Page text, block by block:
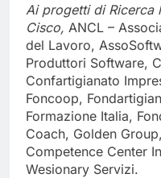
Ai progetti di Ricerca
Cisco, ANCL –
del Lavoro,
Produttori Software,
Confartigianato
Foncoop,
Formazione Italia,
Coach, Golden
Competence Center
Wesionary Servizi.